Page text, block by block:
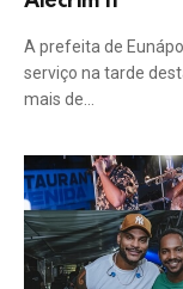
A prefeita de
serviço na tarde
mais de…